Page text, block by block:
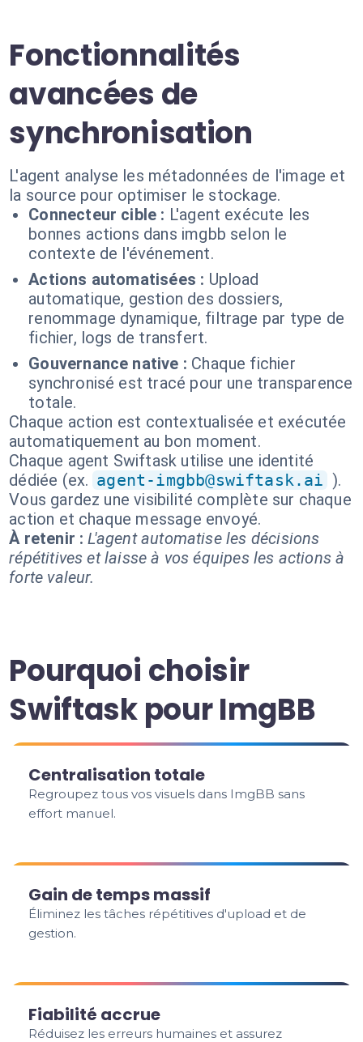
Fonctionnalités
avancées de
synchronisation
L'agent analyse les métadonnées de l'image et
la source pour optimiser le stockage.
Connecteur cible : L'agent exécute les
bonnes actions dans imgbb selon le
contexte de l'événement.
Actions automatisées : Upload
automatique, gestion des dossiers,
renommage dynamique, filtrage par type de
fichier, logs de transfert.
Gouvernance native : Chaque fichier
synchronisé est tracé pour une transparence
totale.
Chaque action est contextualisée et exécutée
automatiquement au bon moment.
Chaque agent Swiftask utilise une identité
dédiée (ex. agent-imgbb@swiftask.ai ).
Vous gardez une visibilité complète sur chaque
action et chaque message envoyé.
À retenir : L'agent automatise les décisions
répétitives et laisse à vos équipes les actions à
forte valeur.
Pourquoi choisir
Swiftask pour ImgBB
Centralisation totale
Regroupez tous vos visuels dans ImgBB sans
effort manuel.
Gain de temps massif
Éliminez les tâches répétitives d'upload et de
gestion.
Fiabilité accrue
Réduisez les erreurs humaines et assurez